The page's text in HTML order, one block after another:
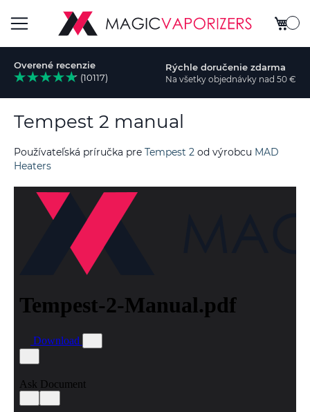
Nav
Môj
Overené recenzie
(10117)
Rýchle doručenie zdarma
Na všetky objednávky nad 50 €
Tempest 2 manual
Používateľská príručka pre Tempest 2 od výrobcu MAD
Heaters